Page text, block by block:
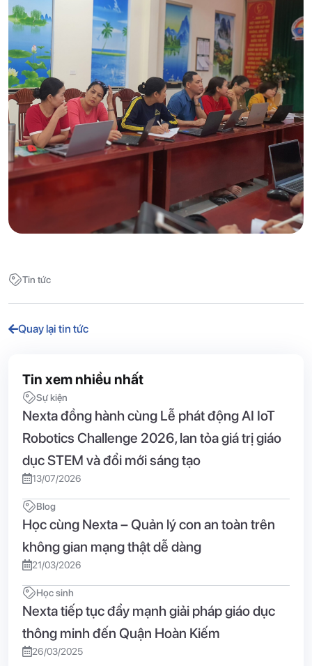
Tin tức
Quay lại tin tức
Tin xem nhiều nhất
Sự kiện
Nexta đồng hành cùng Lễ phát động AI IoT
Robotics Challenge 2026, lan tỏa giá trị giáo
dục STEM và đổi mới sáng tạo
13/07/2026
Blog
Học cùng Nexta – Quản lý con an toàn trên
không gian mạng thật dễ dàng
21/03/2026
Học sinh
Nexta tiếp tục đẩy mạnh giải pháp giáo dục
thông minh đến Quận Hoàn Kiếm
26/03/2025